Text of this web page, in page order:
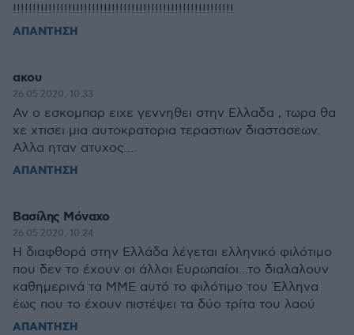
!!!!!!!!!!!!!!!!!!!!!!!!!!!!!!!!!!!!!!!!!!!!!!!!!!!!!!!!
ΑΠΑΝΤΗΣΗ
ακου
26.05.2020, 10:33
Αν ο εσκομπαρ ειχε γεννηθει στην Ελλαδα , τωρα θα
χε χτισει μια αυτοκρατορια τεραστιων διαστασεων.
Αλλα ηταν ατυχος....
ΑΠΑΝΤΗΣΗ
Βασίλης Μόναχο
26.05.2020, 10:24
Η διαφθορά στην Ελλάδα λέγεται ελληνικό φιλότιμο
που δεν το έχουν οι άλλοι Ευρωπαίοι...το διαλαλουν
καθημερινά τα ΜΜΕ αυτό το φιλότιμο του Έλληνα
έως που το έχουν πιστέψει τα δύο τρίτα του λαού
ΑΠΑΝΤΗΣΗ